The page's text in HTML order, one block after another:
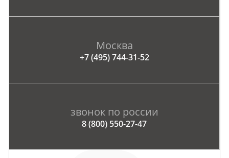
Москва
+7 (495) 744-31-52
звонок по россии
8 (800) 550-27-47